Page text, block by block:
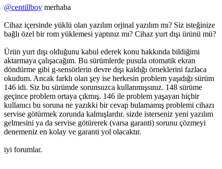
@centillboy merhaba
Cihaz içersinde yüklü olan yazılım orjinal yazılım mı? Siz isteğinize
bağlı özel bir rom yüklemesi yaptınız mı? Cihaz yurt dışı ürünü mü?
Ürün yurt dışı olduğunu kabul ederek konu hakkında bildiğimi
aktarmaya çalışacağım. Bu sürümlerde pusula otomatik ekran
döndürme gibi g-sensörlerin devre dışı kaldığı örneklerini fazlaca
okudum. Ancak farklı olan şey ise herkesin problem yaşıdığı sürüm
146 idi. Siz bu sürümde sorunsuzca kullanmışsınız. 148 sürüme
geçince problem ortaya çıkmış. 146 ile problem yaşayan hiçbir
kullanıcı bu soruna ne yazıkki bir cevap bulamamış problemi cihazı
servise götürmek zorunda kalmışlardır. sizde isterseniz yeni yazılım
gelmesini ya da servise götürerek (varsa garanti) sorunu çözmeyi
denemeniz en kolay ve garanti yol olacaktır.
iyi forumlar.